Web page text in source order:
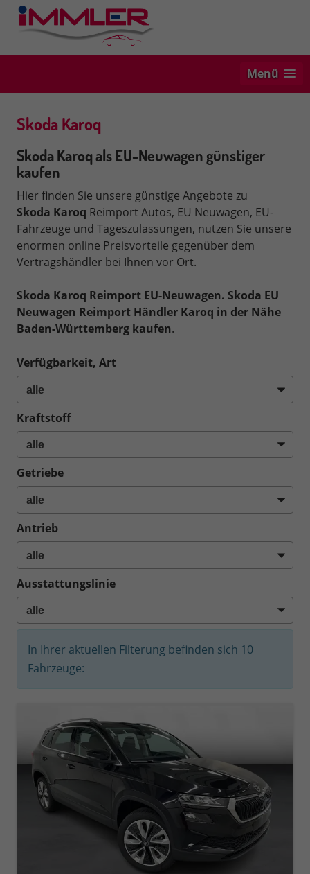
Menü
Skoda Karoq
Skoda Karoq als EU-Neuwagen günstiger
kaufen
Hier finden Sie unsere günstige Angebote zu
Skoda Karoq Reimport Autos, EU Neuwagen, EU-
Fahrzeuge und Tageszulassungen, nutzen Sie unsere
enormen online Preisvorteile gegenüber dem
Vertragshändler bei Ihnen vor Ort.
Skoda Karoq Reimport EU-Neuwagen. Skoda EU
Neuwagen Reimport Händler Karoq in der Nähe
Baden-Württemberg kaufen.
Verfügbarkeit, Art
Kraftstoff
Getriebe
Antrieb
Ausstattungslinie
In Ihrer aktuellen Filterung befinden sich 10
Fahrzeuge: